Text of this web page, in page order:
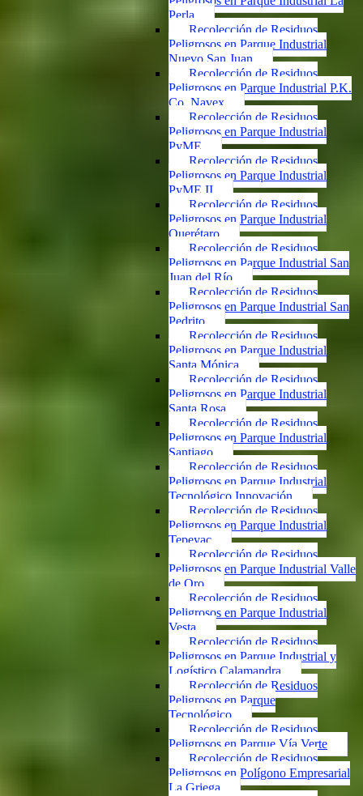
Perla
Recolección de Residuos
Peligrosos en Parque Industrial
Nuevo San Juan
Recolección de Residuos
Peligrosos en Parque Industrial P.K.
Co. Navex
Recolección de Residuos
Peligrosos en Parque Industrial
PyME
Recolección de Residuos
Peligrosos en Parque Industrial
PyME II
Recolección de Residuos
Peligrosos en Parque Industrial
Querétaro
Recolección de Residuos
Peligrosos en Parque Industrial San
Juan del Río
Recolección de Residuos
Peligrosos en Parque Industrial San
Pedrito
Recolección de Residuos
Peligrosos en Parque Industrial
Santa Mónica
Recolección de Residuos
Peligrosos en Parque Industrial
Santa Rosa
Recolección de Residuos
Peligrosos en Parque Industrial
Santiago
Recolección de Residuos
Peligrosos en Parque Industrial
Tecnológico Innovación
Recolección de Residuos
Peligrosos en Parque Industrial
Tepeyac
Recolección de Residuos
Peligrosos en Parque Industrial Valle
de Oro
Recolección de Residuos
Peligrosos en Parque Industrial
Vesta
Recolección de Residuos
Peligrosos en Parque Industrial y
Logístico Calamandra
Recolección de Residuos
Peligrosos en Parque
Tecnológico
Recolección de Residuos
Peligrosos en Parque Vía Verte
Recolección de Residuos
Peligrosos en Polígono Empresarial
La Griega